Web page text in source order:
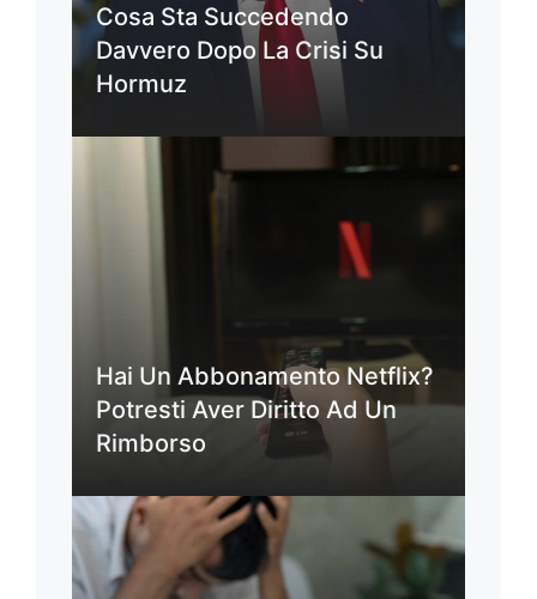
Cosa Sta Succedendo
Davvero Dopo La Crisi Su
Hormuz
Hai Un Abbonamento Netflix?
Potresti Aver Diritto Ad Un
Rimborso